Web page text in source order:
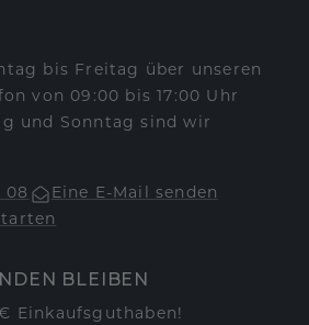
bis Freitag über unseren
von 09:00 bis 17:00 Uhr
und Sonntag sind wir
08
Eine E-Mail senden
BLEIBEN
Einkaufsguthaben!